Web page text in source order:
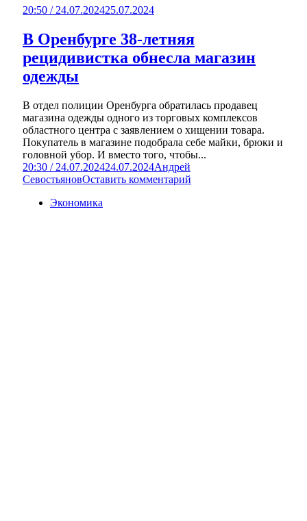
20:50 / 24.07.202425.07.2024
В Оренбурге 38-летняя
рецидивистка обнесла магазин
одежды
В отдел полиции Оренбурга обратилась продавец
магазина одежды одного из торговых комплексов
областного центра с заявлением о хищении товара.
Покупатель в магазине подобрала себе майки, брюки и
головной убор. И вместо того, чтобы...
20:30 / 24.07.202424.07.2024Андрей
СевостьяновОставить комментарий
Экономика